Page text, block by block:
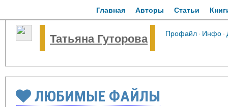
Главная Авторы Статьи
Татьяна Гуторова Профайл· Инфо·
ЛЮБИМЫЕ ФАЙЛЫ